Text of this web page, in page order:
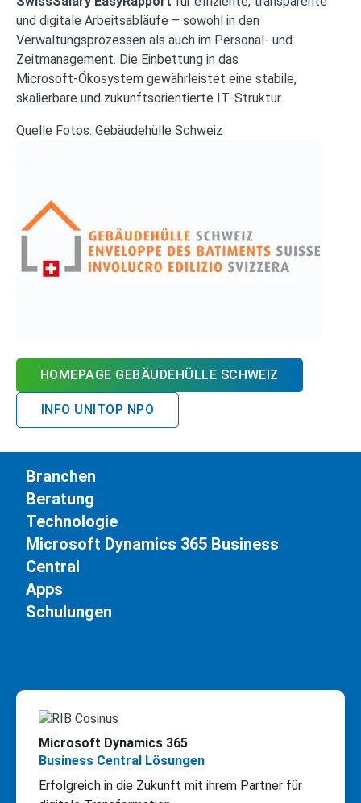
und digitale Arbeitsabläufe – sowohl in den
Verwaltungsprozessen als auch im Personal- und
Zeitmanagement. Die Einbettung in das
Microsoft‑Ökosystem gewährleistet eine stabile,
skalierbare und zukunftsorientierte IT‑Struktur.
Quelle Fotos: Gebäudehülle Schweiz
HOMEPAGE GEBÄUDEHÜLLE SCHWEIZ
INFO UNITOP NPO
Branchen
Beratung
Technologie
Microsoft Dynamics 365 Business
Central
Apps
Schulungen
Microsoft Dynamics 365
Business Central Lösungen
Erfolgreich in die Zukunft mit ihrem Partner für